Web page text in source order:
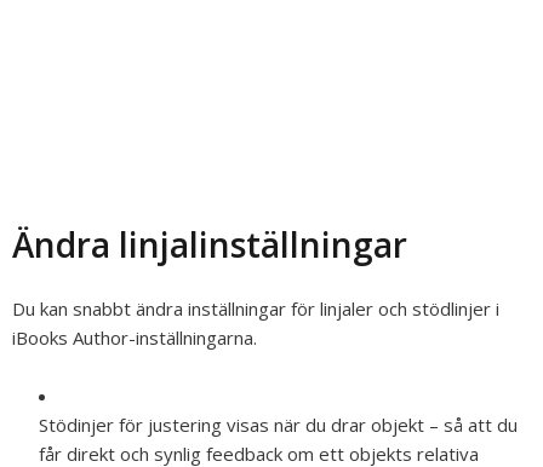
Ändra linjalinställningar
Du kan snabbt ändra inställningar för linjaler och stödlinjer i
iBooks Author-inställningarna.
Stödinjer för justering visas när du drar objekt – så att du
får direkt och synlig feedback om ett objekts relativa